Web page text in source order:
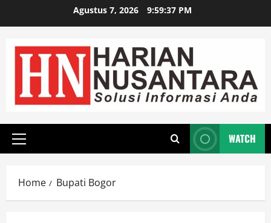
Agustus 7, 2026 9:59:38 PM
WATCH
Home Bupati Bogor